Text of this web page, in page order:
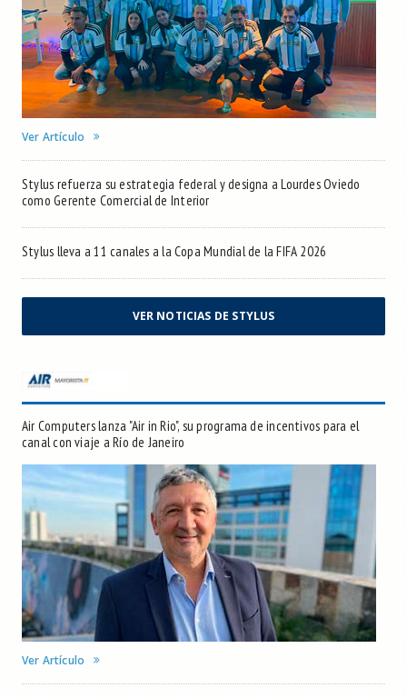
Ver Artículo
Stylus refuerza su estrategia federal y designa a Lourdes Oviedo
como Gerente Comercial de Interior
Stylus lleva a 11 canales a la Copa Mundial de la FIFA 2026
VER NOTICIAS DE STYLUS
Air Computers lanza "Air in Rio", su programa de incentivos para el
canal con viaje a Río de Janeiro
Ver Artículo